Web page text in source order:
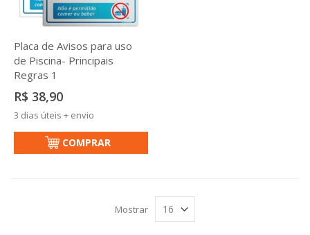
Placa de Avisos para uso
de Piscina- Principais
Regras 1
R$ 38,90
3 dias úteis + envio
COMPRAR
Mostrar